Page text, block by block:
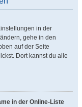
in der
gehe in den
auf der Seite
Dort kannst du alle
in der Online-Liste